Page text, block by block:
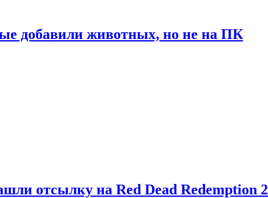
добавили животных, но не на ПК
отсылку на Red Dead Redemption 2